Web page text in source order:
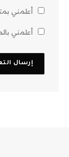
أعلمني
أعلمني